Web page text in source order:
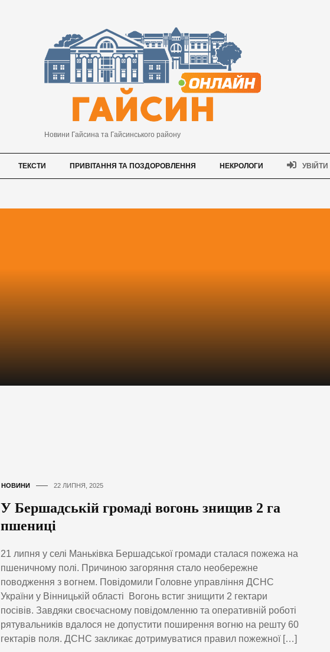
Новини Гайсина та Гайсинського району
ТЕКСТИ ПРИВІТАННЯ ТА ПОЗДОРОВЛЕННЯ НЕКРОЛОГИ УВІЙТИ
НОВИНИ 22 ЛИПНЯ, 2025
У Бершадській громаді вогонь знищив 2 га
пшениці
21 липня у селі Маньківка Бершадської громади сталася пожежа на
пшеничному полі. Причиною загоряння стало необережне
поводження з вогнем. Повідомили Головне управління ДСНС
України у Вінницькій області Вогонь встиг знищити 2 гектари
посівів. Завдяки своєчасному повідомленню та оперативній роботі
рятувальників вдалося не допустити поширення вогню на решту 60
гектарів поля. ДСНС закликає дотримуватися правил пожежної […]